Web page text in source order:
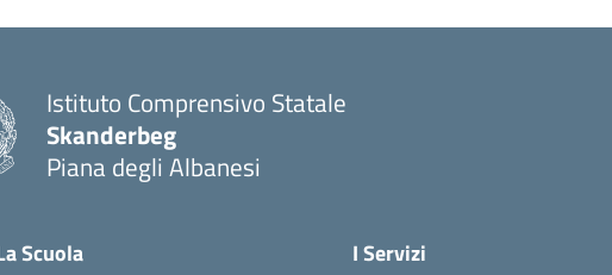
Istituto Comprensivo Statale
Skanderbeg
Piana degli Albanesi
Scuola I Servizi